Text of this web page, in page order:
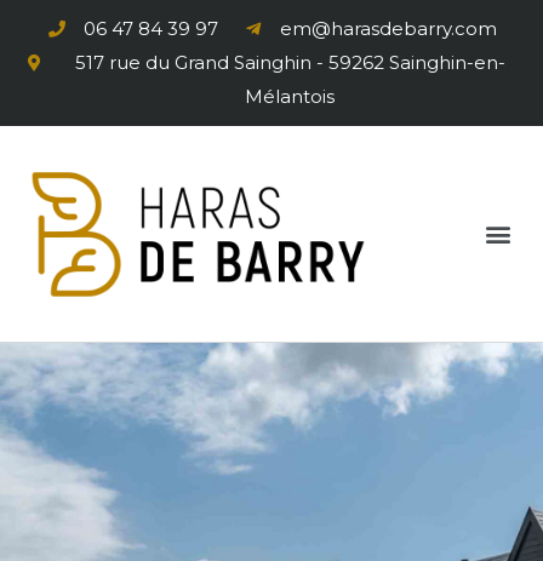
06 47 84 39 97
em@harasdebarry.com
517 rue du Grand Sainghin - 59262 Sainghin-en-
Mélantois